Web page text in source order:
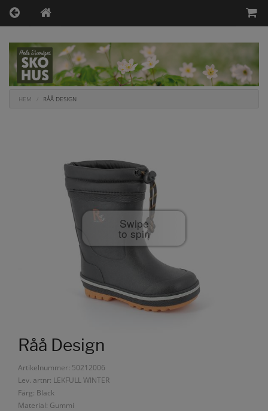
HEM RÅÅ DESIGN
Swipe
to spin
Råå Design
Artikelnummer: 50212006
Lev. artnr: LEKFULL WINTER
Färg: Black
Material: Gummi